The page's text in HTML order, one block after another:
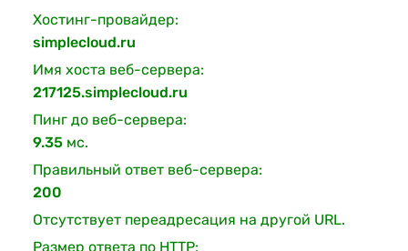
Хостинг-провайдер:
simplecloud.ru
Имя хоста веб-сервера:
217125.simplecloud.ru
Пинг до веб-сервера:
9.35 мс.
Правильный ответ веб-сервера:
200
Отсутствует переадресация на другой URL.
Размер ответа по HTTP: